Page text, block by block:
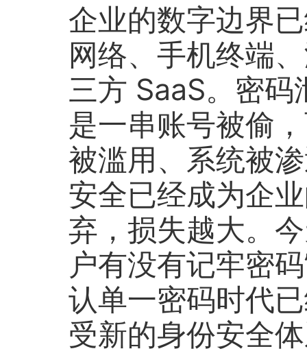
企业的数字边界
网络、手机终端
三方 SaaS。密
是一串账号被偷
被滥用、系统被
安全已经成为企
弃，损失越大。
户有没有记牢密
认单一密码时代
受新的身份安全